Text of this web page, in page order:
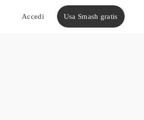
Accedi Usa Smash gratis